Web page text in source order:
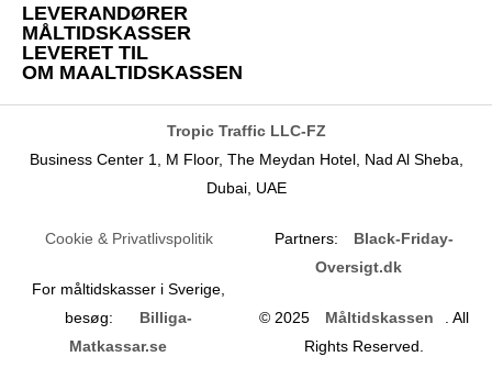
LEVERANDØRER
MÅLTIDSKASSER
LEVERET TIL
OM MAALTIDSKASSEN
Tropic Traffic LLC-FZ
Business Center 1, M Floor, The Meydan Hotel, Nad Al Sheba,
Dubai, UAE
Cookie & Privatlivspolitik
For måltidskasser i Sverige,
besøg:
Billiga-
Matkassar.se
Partners:
Black-Friday-
Oversigt.dk
© 2025 Måltidskassen
. All
Rights Reserved.